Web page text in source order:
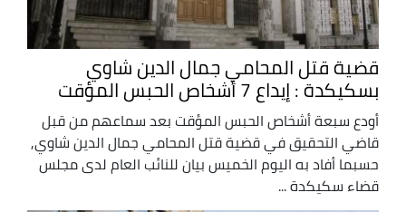
قضية قتل المحامي جمال الدين شاوي
بسكيكدة : إيداع 7 أشخاص الحبس المؤقت
أودع سبعة أشخاص الحبس المؤقت بعد سماعهم من قبل
قاضي التحقيق في قضية قتل المحامي جمال الدين شاوي,
حسبما أفاد به اليوم الخميس بيان للنائب العام لدى مجلس
قضاء سكيكدة ...